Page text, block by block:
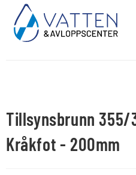
Tillsynsbrunn 355/
Kråkfot - 200mm